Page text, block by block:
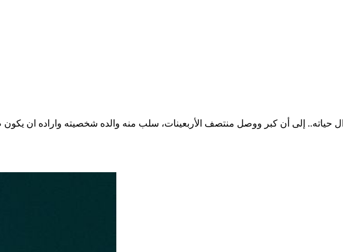
إلى أن كبر ووصل منتصف الأربعينات، سلب منه والده شخصيته واراده ان